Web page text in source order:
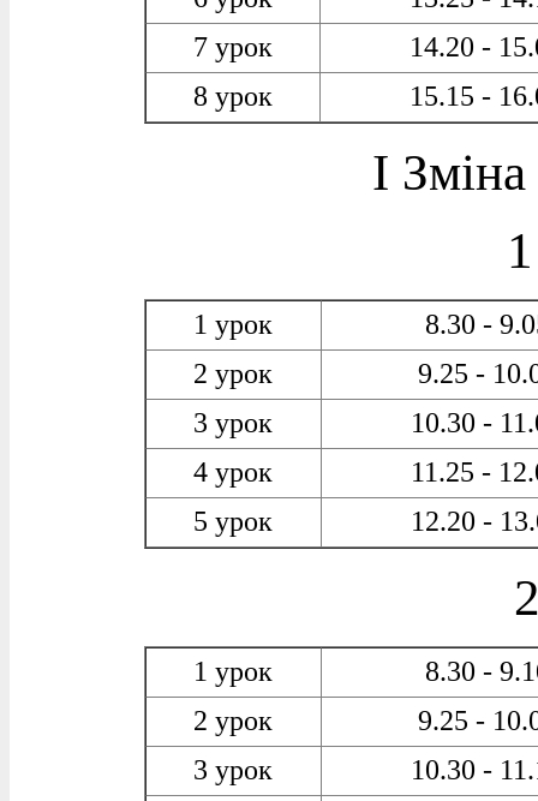
7 урок
14.20 -
8 урок
15.15 -
І
1 урок
8.30 -
2 урок
9.25 -
3 урок
10.30 -
4 урок
11.25 -
5 урок
12.20 -
1 урок
8.30 -
2 урок
9.25 -
3 урок
10.30 -